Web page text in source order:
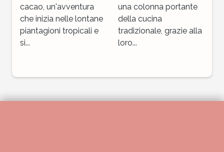
cacao, un'avventura
che inizia nelle lontane
piantagioni tropicali e
si...
una colonna portante
della cucina
tradizionale, grazie alla
loro...